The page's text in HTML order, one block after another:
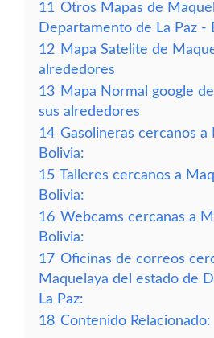
11 Otros Mapas de
Departamento de La Paz -
12 Mapa Satelite de
alrededores
13 Mapa Normal google
sus alrededores
14 Gasolineras cercanos a
Bolivia:
15 Talleres cercanos a
Bolivia:
16 Webcams cercanas a
Bolivia:
17 Oficinas de correos
Maquelaya del estado de
La Paz:
18 Contenido Relacionado: